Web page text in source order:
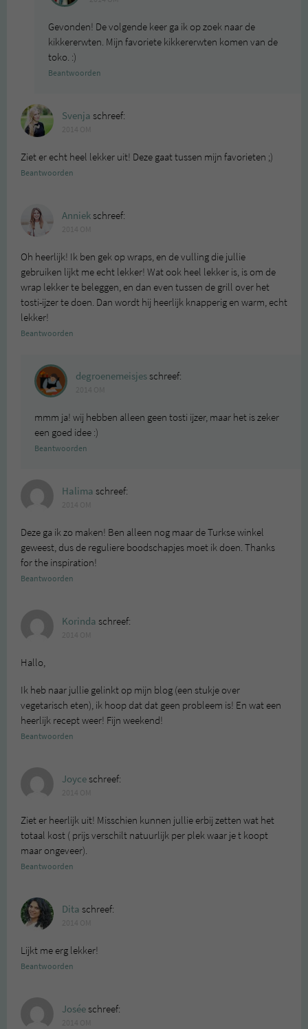
Gevonden! De volgende keer ga ik op zoek naar de
kikkererwten. Mijn favoriete kikkererwten komen van de
toko. :)
Beantwoorden
Svenja schreef:
Ziet er echt heel lekker uit! Deze gaat tussen mijn favorieten ;)
Beantwoorden
Anniekschreef:
Oh heerlijk! Ik ben gek op wraps, en de vulling die jullie
gebruiken lijkt me echt lekker! Wat ook heel lekker is, is om de
wrap lekker te beleggen, en dan even tussen de grill over het
tosti-ijzer te doen. Dan wordt hij heerlijk knapperig en warm, echt
lekker!
Beantwoorden
degroenemeisjesschreef:
mmm ja! wij hebben alleen geen tosti ijzer, maar het is zeker
een goed idee :)
Beantwoorden
Halima schreef:
Deze ga ik zo maken! Ben alleen nog maar de Turkse winkel
geweest, dus de reguliere boodschapjes moet ik doen. Thanks
for the inspiration!
Beantwoorden
Korinda schreef:
Hallo,
Ik heb naar jullie gelinkt op mijn blog (een stukje over
vegetarisch eten), ik hoop dat dat geen probleem is! En wat een
heerlijk recept weer! Fijn weekend!
Beantwoorden
Joyceschreef:
Ziet er heerlijk uit! Misschien kunnen jullie erbij zetten wat het
totaal kost ( prijs verschilt natuurlijk per plek waar je t koopt
maar ongeveer).
Beantwoorden
Dita schreef:
Lijkt me erg lekker!
Beantwoorden
Joséeschreef: